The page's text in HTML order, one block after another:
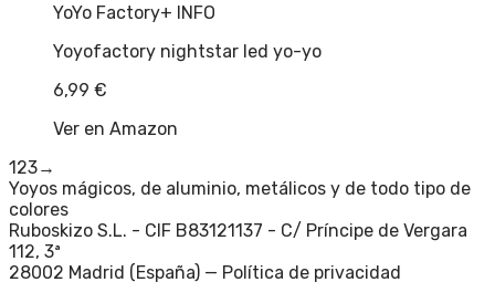
YoYo Factory+ INFO
Yoyofactory nightstar led yo-yo
6,99 €
Ver en Amazon
123→
Yoyos mágicos, de aluminio, metálicos y de todo tipo de
colores
Ruboskizo S.L. - CIF B83121137 - C/ Príncipe de Vergara
112, 3ª
28002 Madrid (España) — Política de privacidad